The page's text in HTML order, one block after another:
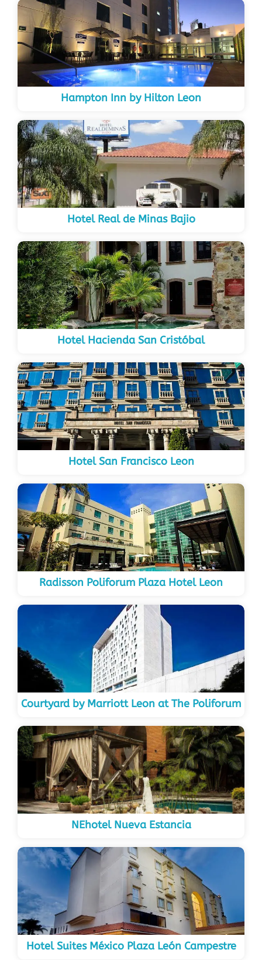
Hampton Inn by Hilton Leon
Hotel Real de Minas Bajio
Hotel Hacienda San Cristóbal
Hotel San Francisco Leon
Radisson Poliforum Plaza Hotel Leon
Courtyard by Marriott Leon at The Poliforum
NEhotel Nueva Estancia
Hotel Suites México Plaza León Campestre